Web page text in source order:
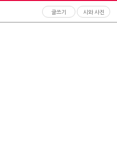
글쓰기 시와 사진